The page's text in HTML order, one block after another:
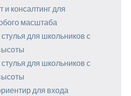
и консалтинг для
масштаба
для школьников с
для школьников с
для входа